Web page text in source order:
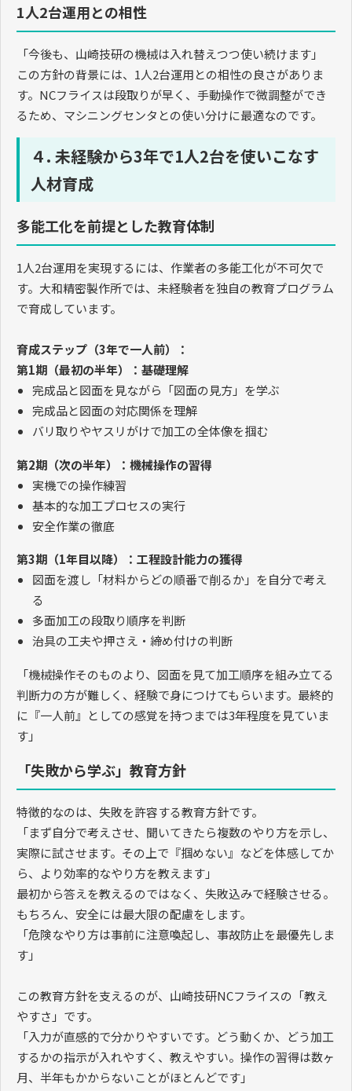
1人2台運用との相性
「今後も、山崎技研の機械は入れ替えつつ使い続けます」
この方針の背景には、 1人2台運用との相性の良さがありま
す。 NCフライスは段取りが早く、手動操作で微調整ができ
るため、マシニングセンタとの使い分けに最適なのです。
４. 未経験から3年で1人2台を使いこなす
人材育成
多能工化を前提とした教育体制
1人2台運用を実現するには、作業者の多能工化が不可欠で
す。大和精密製作所では、未経験者を独自の教育プログラム
で育成しています。
育成ステップ（3年で一人前）：
第1期（最初の半年）：基礎理解
完成品と図面を見ながら「図面の見方」を学ぶ
完成品と図面の対応関係を理解
バリ取りやヤスリがけで加工の全体像を掴む
第2期（次の半年）：機械操作の習得
実機での操作練習
基本的な加工プロセスの実行
安全作業の徹底
第3期（1年目以降）：工程設計能力の獲得
図面を渡し「材料からどの順番で削るか」を自分で考え
る
多面加工の段取り順序を判断
治具の工夫や押さえ・締め付けの判断
「機械操作そのものより、図面を見て加工順序を組み立てる
判断力の方が難しく、経験で身につけてもらいます。最終的
に『一人前』としての感覚を持つまでは3年程度を見ていま
す」
「失敗から学ぶ」教育方針
特徴的なのは、失敗を許容する教育方針です。
「まず自分で考えさせ、聞いてきたら複数のやり方を示し、
実際に試させます。その上で『掴めない』などを体感してか
ら、より効率的なやり方を教えます」
最初から答えを教えるのではなく、失敗込みで経験させる。
もちろん、安全には最大限の配慮をします。
「危険なやり方は事前に注意喚起し、事故防止を最優先しま
す」
この教育方針を支えるのが、山崎技研NCフライスの「教え
やすさ」です。
「入力が直感的で分かりやすいです。どう動くか、どう加工
するかの指示が入れやすく、教えやすい。操作の習得は数ヶ
月、半年もかからないことがほとんどです」